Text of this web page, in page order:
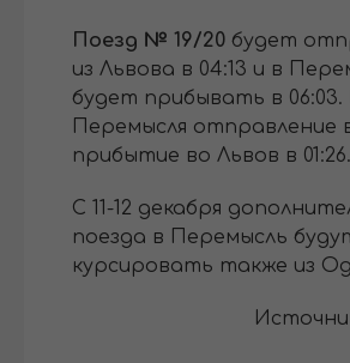
Поезд № 19/20 будет
из Львова в 04:13 и в
будет прибывать в 06:03.
Перемысля отправление
прибытие во Львов в 01:26.
С 11-12 декабря
поезда в Перемысль
курсировать также из